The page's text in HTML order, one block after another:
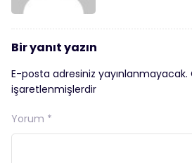
Bir yanıt yazın
E-posta adresiniz yayınlanmayacak.
işaretlenmişlerdir
Yorum *